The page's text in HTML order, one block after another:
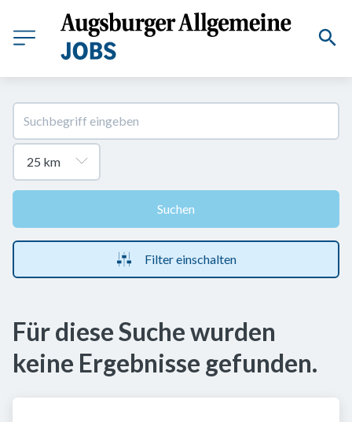
Suchen
Filter einschalten
Für diese Suche wurden
keine Ergebnisse gefunden.